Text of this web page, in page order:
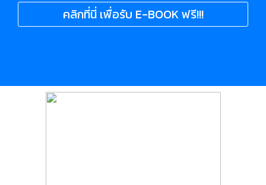
คลิกที่นี่ เพื่อรับ E-BOOK ฟรี!!!